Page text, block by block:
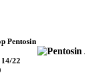
Pentosin
22